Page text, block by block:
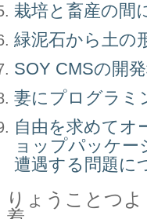
栽培と畜産の間
緑泥石から土の
SOY CMSの開
妻にプログラミ
自由を求めてオ
ョップパッケー
遭遇する問題に
りょうことつ